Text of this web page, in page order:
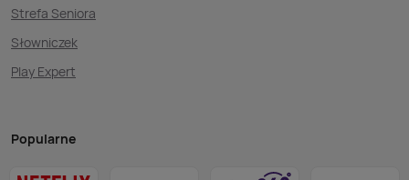
Strefa Seniora
Słowniczek
Play Expert
Popularne